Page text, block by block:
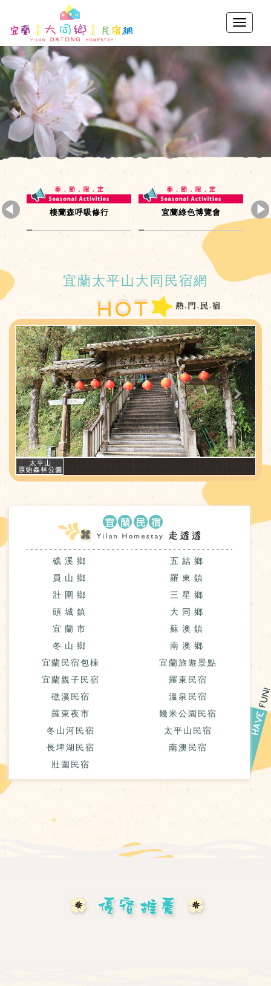
覽會 跑者天國 秋高氣爽露營去
宜蘭太平山大同民宿網
礁溪鄉
五結鄉
員山鄉
羅東鎮
壯圍鄉
三星鄉
頭城鎮
大同鄉
宜蘭市
蘇澳鎮
冬山鄉
南澳鄉
宜蘭民宿包棟
宜蘭旅遊景點
宜蘭親子民宿
羅東民宿
礁溪民宿
溫泉民宿
羅東夜市
幾米公園民宿
冬山河民宿
太平山民宿
長埤湖民宿
南澳民宿
壯圍民宿